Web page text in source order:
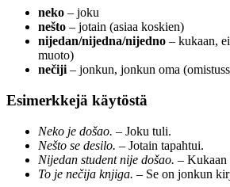
neko – joku
nešto – jotain (asiaa koskien)
nijedan/nijedna/nijedno – kukaan,
muoto)
nečiji – jonkun, jonkun oma
Esimerkkejä käytöstä
Neko je došao. – Joku tuli.
Nešto se desilo. – Jotain tapahtui.
Nijedan student nije došao. – Kukaan
To je nečija knjiga. – Se on jonkun